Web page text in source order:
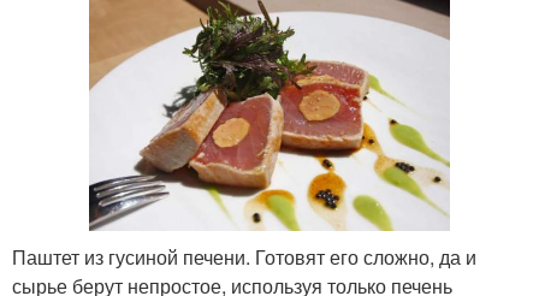
Паштет из гусиной печени. Готовят его сложно, да и
сырье берут непростое, используя только печень